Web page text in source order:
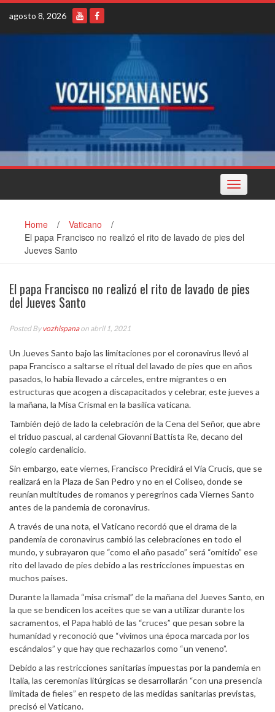
Skip
content
agosto 8, 2026
Toggle
navigation
Home / Vaticano
/
El papa Francisco no realizó el rito de lavado de pies del
Jueves Santo
El papa Francisco no realizó el rito de lavado de pies
del Jueves Santo
Posted Byvozhispanaon abril 1, 2021
Un Jueves Santo bajo las limitaciones por el coronavirus llevó al
papa Francisco a saltarse el ritual del lavado de pies que en años
pasados, lo había llevado a cárceles, entre migrantes o en
estructuras que acogen a discapacitados y celebrar, este jueves a
la mañana, la Misa Crismal en la basílica vaticana.
También dejó de lado la celebración de la Cena del Señor, que abre
el triduo pascual, al cardenal Giovanni Battista Re, decano del
colegio cardenalicio.
Sin embargo, eate viernes, Francisco Precidirá el Vía Crucis, que se
realizará en la Plaza de San Pedro y no en el Coliseo, donde se
reunían multitudes de romanos y peregrinos cada Viernes Santo
antes de la pandemia de coronavirus.
A través de una nota, el Vaticano recordó que el drama de la
pandemia de coronavirus cambió las celebraciones en todo el
mundo, y subrayaron que “como el año pasado” será “omitido” ese
rito del lavado de pies debido a las restricciones impuestas en
muchos países.
Durante la llamada “misa crismal” de la mañana del Jueves Santo, en
la que se bendicen los aceites que se van a utilizar durante los
sacramentos, el Papa habló de las “cruces” que pesan sobre la
humanidad y reconoció que “vivimos una época marcada por los
escándalos” y que hay que rechazarlos como “un veneno”.
Debido a las restricciones sanitarias impuestas por la pandemia en
Italia, las ceremonias litúrgicas se desarrollarán “con una presencia
limitada de fieles” en respeto de las medidas sanitarias previstas,
precisó el Vaticano.